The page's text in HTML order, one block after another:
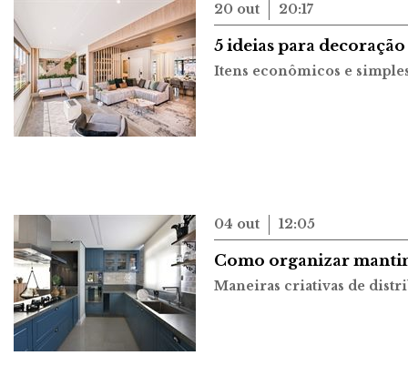
20 out 20:17
5 ideias para decoração
Itens econômicos e
04 out 12:05
Como organizar
Maneiras criativas de